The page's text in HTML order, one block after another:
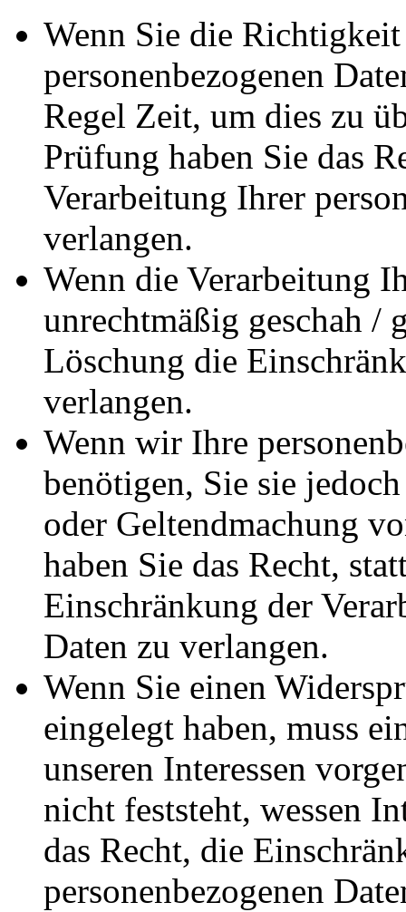
Wenn Sie die
personenbezogenen
Regel Zeit, um dies zu
Prüfung haben Sie das
Verarbeitung Ihrer
verlangen.
Wenn die Verarbeitung
unrechtmäßig geschah /
Löschung die
verlangen.
Wenn wir Ihre
benötigen, Sie sie
oder Geltendmachung
haben Sie das Recht,
Einschränkung der
Daten zu verlangen.
Wenn Sie einen
eingelegt haben, muss
unseren Interessen
nicht feststeht, wessen
das Recht, die
personenbezogenen